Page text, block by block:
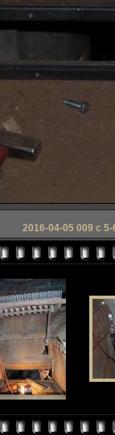
2016-04-05 009 c